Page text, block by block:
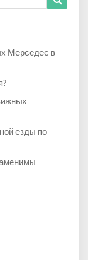
Мерседес в
езды по